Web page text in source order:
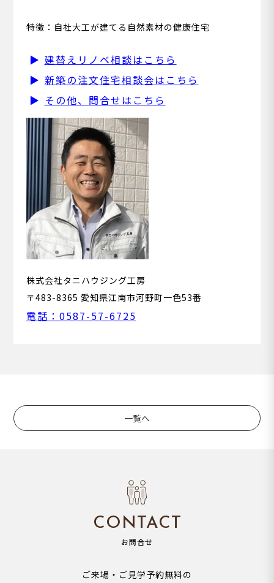
特徴：自社大工が建てる自然素材の健康住宅
建替えリノベ相談はこちら
新築の注文住宅相談会はこちら
その他、問合せはこちら
株式会社タニハウジング工房
〒483-8365 愛知県江南市河野町一色53番
電話：0587-57-6725
一覧へ
CONTACT
お問合せ
ご来場・ご見学予約無料の